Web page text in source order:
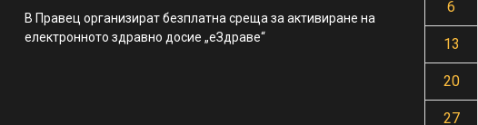
В Правец организират безплатна среща за активиране на
електронното здравно досие „еЗдраве“
6
13
20
27